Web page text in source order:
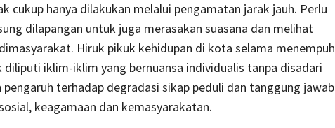
cukup hanya dilakukan melalui pengamatan jarak jauh. Perlu
dilapangan untuk juga merasakan suasana dan melihat
Hiruk pikuk kehidupan di kota selama menempuh
diliputi iklim-iklim yang bernuansa individualis tanpa disadari
terhadap degradasi sikap peduli dan tanggung jawab
keagamaan dan kemasyarakatan.